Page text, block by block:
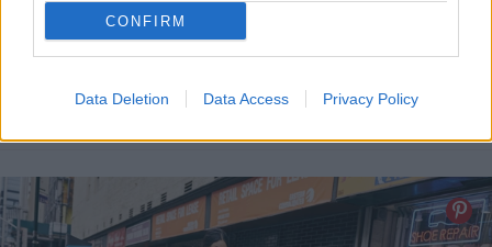
CONFIRM
Data Deletion Data Access Privacy Policy